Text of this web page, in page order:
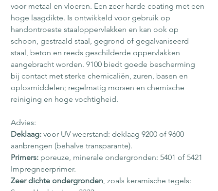
voor metaal en vloeren. Een zeer harde coating met een
hoge laagdikte. Is ontwikkeld voor gebruik op
handontroeste staaloppervlakken en kan ook op
schoon, gestraald staal, gegrond of gegalvaniseerd
staal, beton en reeds geschilderde oppervlakken
aangebracht worden. 9100 biedt goede bescherming
bij contact met sterke chemicaliën, zuren, basen en
oplosmiddelen; regelmatig morsen en chemische
reiniging en hoge vochtigheid.
Advies:
Deklaag: voor UV weerstand: deklaag 9200 of 9600
aanbrengen (behalve transparante).
Primers: poreuze, minerale ondergronden: 5401 of 5421
Impregneerprimer.
Zeer dichte ondergronden, zoals keramische tegels: